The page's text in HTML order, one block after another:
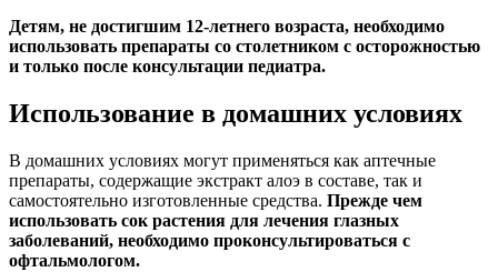
Детям, не достигшим 12-летнего возраста, необходимо
использовать препараты со столетником с осторожностью
и только после консультации педиатра.
Использование в домашних условиях
В домашних условиях могут применяться как аптечные
препараты, содержащие экстракт алоэ в составе, так и
самостоятельно изготовленные средства. Прежде чем
использовать сок растения для лечения глазных
заболеваний, необходимо проконсультироваться с
офтальмологом.